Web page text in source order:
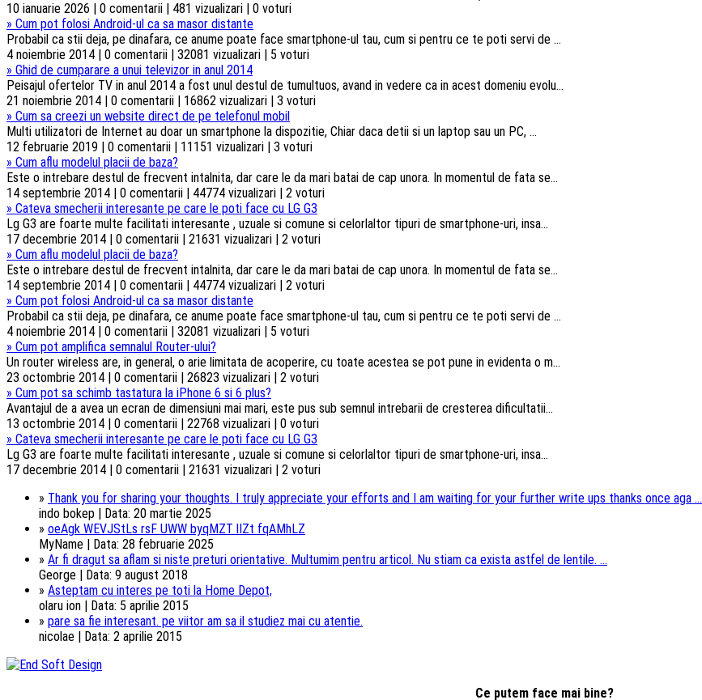
10 ianuarie 2026 | 0 comentarii | 481 vizualizari | 0 voturi
» Cum pot folosi Android-ul ca sa masor distante
Probabil ca stii deja, pe dinafara, ce anume poate face smartphone-ul tau, cum si pentru ce te poti servi de ...
4 noiembrie 2014 | 0 comentarii | 32081 vizualizari | 5 voturi
» Ghid de cumparare a unui televizor in anul 2014
Peisajul ofertelor TV in anul 2014 a fost unul destul de tumultuos, avand in vedere ca in acest domeniu evolu...
21 noiembrie 2014 | 0 comentarii | 16862 vizualizari | 3 voturi
» Cum sa creezi un website direct de pe telefonul mobil
Multi utilizatori de Internet au doar un smartphone la dispozitie, Chiar daca detii si un laptop sau un PC, ...
12 februarie 2019 | 0 comentarii | 11151 vizualizari | 3 voturi
» Cum aflu modelul placii de baza?
Este o intrebare destul de frecvent intalnita, dar care le da mari batai de cap unora. In momentul de fata se...
14 septembrie 2014 | 0 comentarii | 44774 vizualizari | 2 voturi
» Cateva smecherii interesante pe care le poti face cu LG G3
Lg G3 are foarte multe facilitati interesante , uzuale si comune si celorlaltor tipuri de smartphone-uri, insa...
17 decembrie 2014 | 0 comentarii | 21631 vizualizari | 2 voturi
» Cum aflu modelul placii de baza?
Este o intrebare destul de frecvent intalnita, dar care le da mari batai de cap unora. In momentul de fata se...
14 septembrie 2014 | 0 comentarii | 44774 vizualizari | 2 voturi
» Cum pot folosi Android-ul ca sa masor distante
Probabil ca stii deja, pe dinafara, ce anume poate face smartphone-ul tau, cum si pentru ce te poti servi de ...
4 noiembrie 2014 | 0 comentarii | 32081 vizualizari | 5 voturi
» Cum pot amplifica semnalul Router-ului?
Un router wireless are, in general, o arie limitata de acoperire, cu toate acestea se pot pune in evidenta o m...
23 octombrie 2014 | 0 comentarii | 26823 vizualizari | 2 voturi
» Cum pot sa schimb tastatura la iPhone 6 si 6 plus?
Avantajul de a avea un ecran de dimensiuni mai mari, este pus sub semnul intrebarii de cresterea dificultatii...
13 octombrie 2014 | 0 comentarii | 22768 vizualizari | 0 voturi
» Cateva smecherii interesante pe care le poti face cu LG G3
Lg G3 are foarte multe facilitati interesante , uzuale si comune si celorlaltor tipuri de smartphone-uri, insa...
17 decembrie 2014 | 0 comentarii | 21631 vizualizari | 2 voturi
» Thank you for sharing your thoughts. I truly appreciate your efforts and I am waiting for your further write ups thanks once aga ...
indo bokep | Data: 20 martie 2025
» oeAgk WEVJStLs rsF UWW byqMZT lIZt fqAMhLZ
MyName | Data: 28 februarie 2025
» Ar fi dragut sa aflam si niste preturi orientative. Multumim pentru articol. Nu stiam ca exista astfel de lentile. ...
George | Data: 9 august 2018
» Asteptam cu interes pe toti la Home Depot,
olaru ion | Data: 5 aprilie 2015
» pare sa fie interesant. pe viitor am sa il studiez mai cu atentie.
nicolae | Data: 2 aprilie 2015
Ce putem face mai bine?